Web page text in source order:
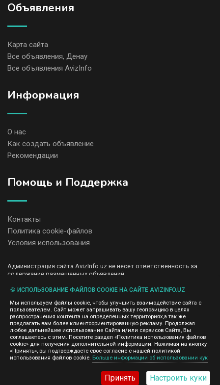
Объявления
Карта сайта
Все объявления, Денау
Все объявления AvizInfo
Информация
О нас
Как создать объявление
Рекомендации
Помощь и Поддержка
Контакты
Политика cookie-файлов
Условия использования
Администрация сайта AvizInfo.uz не несет ответственность за
содержание размещенных объявлений.
передаем и не продаем личную информацию зарегистрированных
правила конфиденциальности сайтов на которые ссылается
AvizInfo.uz. На некоторых страницах нашего сайта представлена
реклама Google Adsense Advertising Network. Чтобы узнать
подробней о правилах конфиденциальности Google нажмите тут
©2008-2026,AvizInfo.uz
🍪 ИСПОЛЬЗОВАНИЕ ФАЙЛОВ COOKIE НА САЙТЕ AVIZINFO.UZ
Мы используем файлы cookie, чтобы улучшить взаимодействие сайта с
пользователем. Сайт может запрашивать вашу геопозицию в целях
распространения контента на определенных территориях,а так же
предлагать вам более клиентоориентированную рекламу. Продолжая
любое дальнейшее использование Сайта и/или сервисов Сайта, Вы
соглашаетесь с этим. Посетите раздел «Политика использования файлов
cookie» для получения дополнительной информации. Нажимая на кнопку
«Принять», вы подтверждаете свое согласие с нашей политикой
использования файлов cookie. Больше информации об использовании кук
Принять Настроить куки